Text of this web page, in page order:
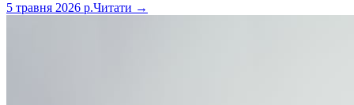
5 травня 2026 р.Читати →